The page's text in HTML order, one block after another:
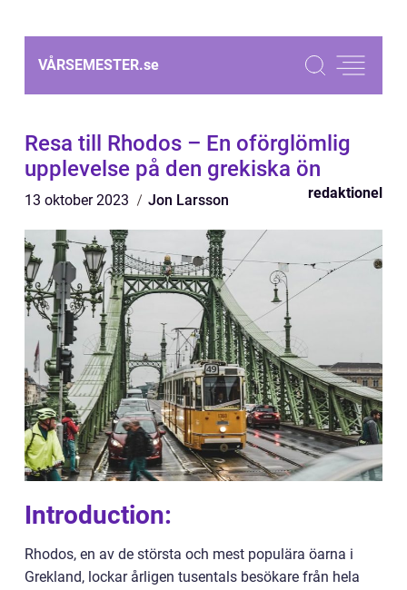
VÅRSEMESTER.se
Resa till Rhodos – En oförglömlig
upplevelse på den grekiska ön
13 oktober 2023 Jon Larsson redaktionel
Introduction:
Rhodos, en av de största och mest populära öarna i
Grekland, lockar årligen tusentals besökare från hela